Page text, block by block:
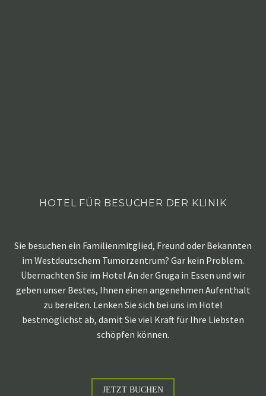
HOTEL FÜR BESUCHER DER KLINIK
Sie besuchen ein Familienmitglied, Freund oder Bekannten
im Westdeutschem Tumorzentrum? Gar kein Problem.
Übernachten Sie im Hotel An der Gruga in Essen und wir
geben unser Bestes, Ihnen einen angenehmen Aufenthalt
zu bereiten. Lenken Sie sich bei uns im Hotel
bestmöglichst ab, damit Sie viel Kraft für Ihre Liebsten
schöpfen können.
JETZT BUCHEN